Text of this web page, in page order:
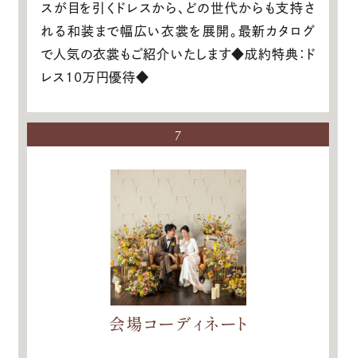
スが目を引くドレスから、どの世代からも支持さ
れる和装まで幅広い衣裳を展開。最新カタログ
で人気の衣裳もご紹介いたします◆成約特典：ド
レス10万円優待◆
7
会場コーディネート